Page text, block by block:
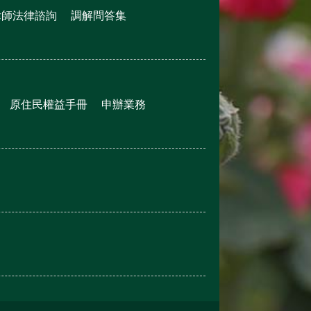
法律諮詢 調解問答集
原住民權益手冊 申辦業務